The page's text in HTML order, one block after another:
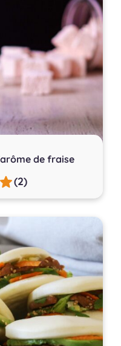
de fraise
(2)